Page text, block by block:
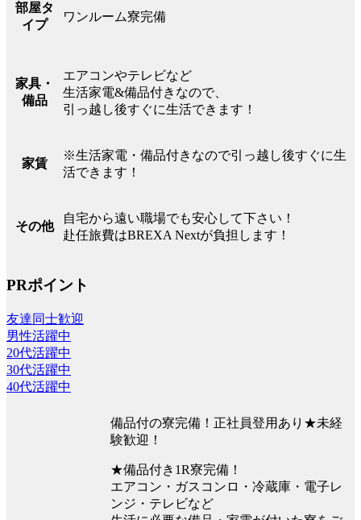
部屋タ
イプ
ワンルーム寮完備
家具・
備品
エアコンやテレビなど
生活家電&備品付きなので、
引っ越し後すぐに生活できます！
家賃
※生活家電・備品付きなので引っ越し後すぐに生
活できます！
その他
自宅から遠い職場でも安心して下さい！
赴任旅費はBREXA Nextが負担します！
PRポイント
友達同士歓迎
男性活躍中
20代活躍中
30代活躍中
40代活躍中
備品付の寮完備！正社員登用あり★未経
験歓迎！
★備品付き1R寮完備！
エアコン・ガスコンロ・冷蔵庫・電子レ
ンジ・テレビなど